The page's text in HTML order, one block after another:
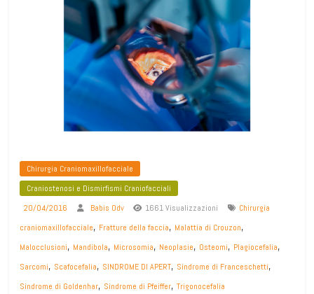
Chirurgia Craniomaxillofacciale
Craniostenosi e Dismirfismi Craniofacciali
20/04/2016
Babis Odv 1661 Visualizzazioni
Chirurgia
craniomaxillofacciale, Fratture della faccia, Malattia di Crouzon,
Malocclusioni, Mandibola, Microsomia, Neoplasie, Osteomi, Plagiocefalia,
Sarcomi, Scafocefalia, SINDROME DI APERT, Sindrome di Franceschetti,
Sindrome di Goldenhar, Sindrome di Pfeiffer,Trigonocefalia